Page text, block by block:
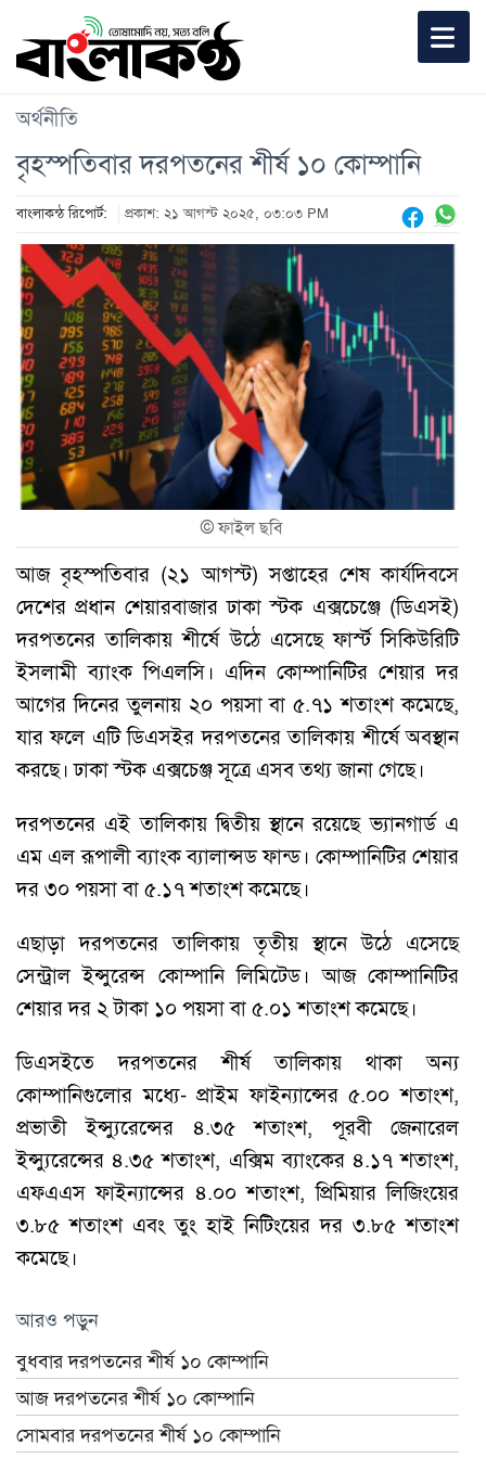
অর্থনীতি
বৃহস্পতিবার দরপতনের শীর্ষ ১০ কোম্পানি
বাংলাকন্ঠ রিপোর্ট: প্রকাশ: ২১ আগস্ট ২০২৫, ০৩:০৩ PM
©ফাইল ছবি
আজ বৃহস্পতিবার (২১ আগস্ট) সপ্তাহের শেষ কার্যদিবসে
দেশের প্রধান শেয়ারবাজার ঢাকা স্টক এক্সচেঞ্জে (ডিএসই)
দরপতনের তালিকায় শীর্ষে উঠে এসেছে ফার্স্ট সিকিউরিটি
ইসলামী ব্যাংক পিএলসি। এদিন কোম্পানিটির শেয়ার দর
আগের দিনের তুলনায় ২০ পয়সা বা ৫.৭১ শতাংশ কমেছে,
যার ফলে এটি ডিএসইর দরপতনের তালিকায় শীর্ষে অবস্থান
করছে। ঢাকা স্টক এক্সচেঞ্জ সূত্রে এসব তথ্য জানা গেছে।
দরপতনের এই তালিকায় দ্বিতীয় স্থানে রয়েছে ভ্যানগার্ড এ
এম এল রূপালী ব্যাংক ব্যালান্সড ফান্ড। কোম্পানিটির শেয়ার
দর ৩০ পয়সা বা ৫.১৭ শতাংশ কমেছে।
এছাড়া দরপতনের তালিকায় তৃতীয় স্থানে উঠে এসেছে
সেন্ট্রাল ইন্সুরেন্স কোম্পানি লিমিটেড। আজ কোম্পানিটির
শেয়ার দর ২ টাকা ১০ পয়সা বা ৫.০১ শতাংশ কমেছে।
ডিএসইতে দরপতনের শীর্ষ তালিকায় থাকা অন্য
কোম্পানিগুলোর মধ্যে- প্রাইম ফাইন্যান্সের ৫.০০ শতাংশ,
প্রভাতী ইন্স্যুরেন্সের ৪.৩৫ শতাংশ, পূরবী জেনারেল
ইন্স্যুরেন্সের ৪.৩৫ শতাংশ, এক্সিম ব্যাংকের ৪.১৭ শতাংশ,
এফএএস ফাইন্যান্সের ৪.০০ শতাংশ, প্রিমিয়ার লিজিংয়ের
৩.৮৫ শতাংশ এবং তুং হাই নিটিংয়ের দর ৩.৮৫ শতাংশ
কমেছে।
আরও পড়ুন
বুধবার দরপতনের শীর্ষ ১০ কোম্পানি
আজ দরপতনের শীর্ষ ১০ কোম্পানি
সোমবার দরপতনের শীর্ষ ১০ কোম্পানি